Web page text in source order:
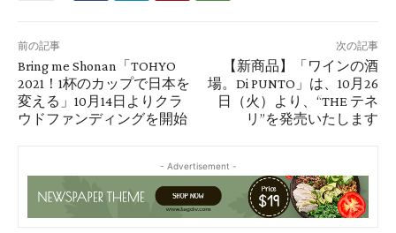
前の記事
Bring me Shonan「TOHYO
2021！1杯のカップで日本を
変える」10月14日よりクラ
ウドファンディングを開始
次の記事
【新商品】「ワインの酒
場。Di PUNTO」は、10月26
日（火）より、“THE テネ
リ”を発売いたします
- Advertisement -